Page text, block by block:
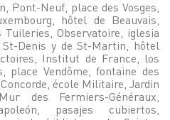
Pont-Neuf, place des Vosges,
hôtel de Beauvais,
Observatoire, iglesia
Denis y de St-Martin, hôtel
Institut de France, los
place Vendôme, fontaine des
école Militaire, Jardin
des Fermiers-Généraux,
pasajes cubiertos,